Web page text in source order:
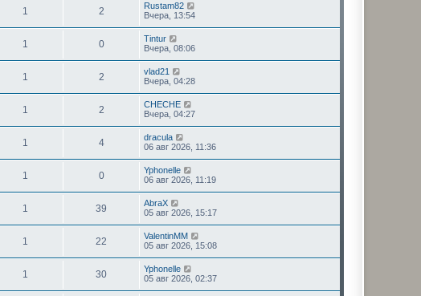
1 2
Rustam82
Вчера, 13:54
1 0
Tintur
Вчера, 08:06
1 2
vlad21
Вчера, 04:28
1 2
CHECHE
Вчера, 04:27
1 4
dracula
06 авг 2026, 11:36
1 0
Yphonelle
06 авг 2026, 11:19
1 39
AbraX
05 авг 2026, 15:17
1 22
ValentinMM
05 авг 2026, 15:08
1 30
Yphonelle
05 авг 2026, 02:37